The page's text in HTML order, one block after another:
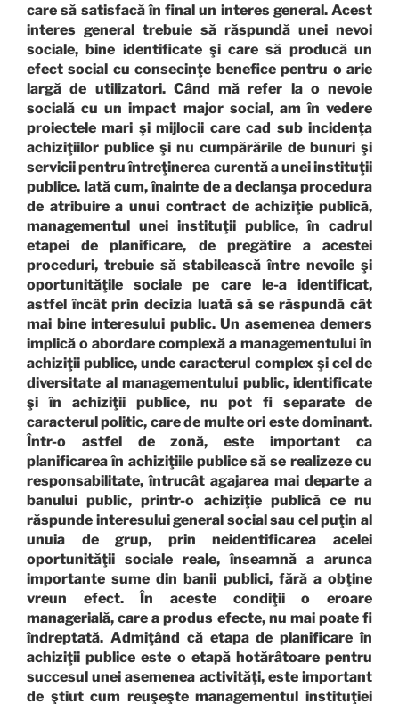
care să satisfacă în final un interes general. Acest
interes general trebuie să răspundă unei nevoi
sociale, bine identificate şi care să producă un
efect social cu consecinţe benefice pentru o arie
largă de utilizatori. Când mă refer la o nevoie
socială cu un impact major social, am în vedere
proiectele mari şi mijlocii care cad sub incidenţa
achiziţiilor publice şi nu cumpărările de bunuri şi
servicii pentru întreţinerea curentă a unei instituţii
publice. Iată cum, înainte de a declanşa procedura
de atribuire a unui contract de achiziţie publică,
managementul unei instituţii publice, în cadrul
etapei de planificare, de pregătire a acestei
proceduri, trebuie să stabilească între nevoile şi
oportunităţile sociale pe care le-a identificat,
astfel încât prin decizia luată să se răspundă cât
mai bine interesului public. Un asemenea demers
implică o abordare complexă a managementului în
achiziţii publice, unde caracterul complex şi cel de
diversitate al managementului public, identificate
şi în achiziţii publice, nu pot fi separate de
caracterul politic, care de multe ori este dominant.
Într-o astfel de zonă, este important ca
planificarea în achiziţiile publice să se realizeze cu
responsabilitate, întrucât agajarea mai departe a
banului public, printr-o achiziţie publică ce nu
răspunde interesului general social sau cel puţin al
unuia de grup, prin neidentificarea acelei
oportunităţii sociale reale, înseamnă a arunca
importante sume din banii publici, fără a obţine
vreun efect. În aceste condiţii o eroare
managerială, care a produs efecte, nu mai poate fi
îndreptată. Admiţând că etapa de planificare în
achiziţii publice este o etapă hotărâtoare pentru
succesul unei asemenea activităţi, este important
de ştiut cum reuşeşte managementul instituţiei